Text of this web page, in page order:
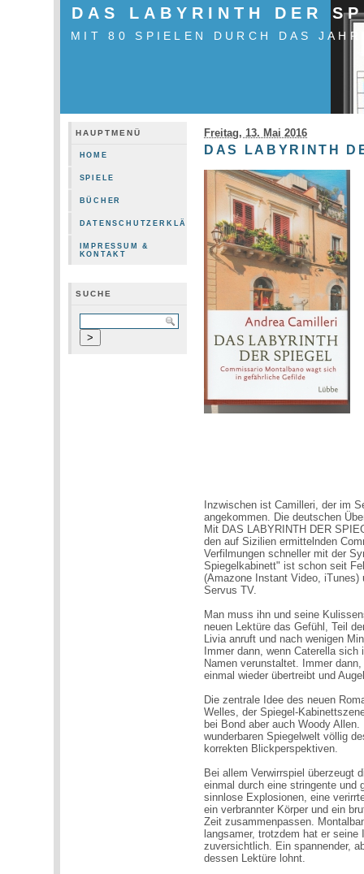
DAS LABYRINTH DER
MIT 80 SPIELEN DURCH DAS JAHR
HAUPTMENÜ
HOME
SPIELE
BÜCHER
DATENSCHUTZERKLÄRUNG
IMPRESSUM &
KONTAKT
SUCHE
Freitag, 13. Mai 2016
DAS LABYRINTH
Inzwischen ist Camilleri, der im
angekommen. Die deutschen
Mit DAS LABYRINTH DER
den auf Sizilien ermittelnden
Verfilmungen schneller mit der
Spiegelkabinett" ist schon seit
(Amazone Instant Video,
Servus TV.
Man muss ihn und seine
neuen Lektüre das Gefühl, Teil
Livia anruft und nach wenigen
Immer dann, wenn Caterella
Namen verunstaltet. Immer
einmal wieder übertreibt und
Die zentrale Idee des neuen
Welles, der Spiegel-
bei Bond aber auch Woody
wunderbaren Spiegelwelt völlig
korrekten Blickperspektiven.
Bei allem Verwirrspiel überzeugt
einmal durch eine stringente und
sinnlose Explosionen, eine
ein verbrannter Körper und ein
Zeit zusammenpassen.
langsamer, trotzdem hat er
zuversichtlich. Ein spannender,
dessen Lektüre lohnt.